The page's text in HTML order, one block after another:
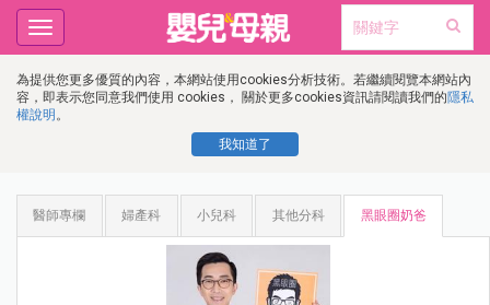
為提供您更多優質的內容，本網站使用cookies分析技術。若繼續閱覽本網站內
容，即表示您同意我們使用 cookies， 關於更多cookies資訊請閱讀我們的隱私
權說明 。
我知道了
Toggle
navigation
醫師專欄 婦產科 小兒科 其他分科 黑眼圈奶爸